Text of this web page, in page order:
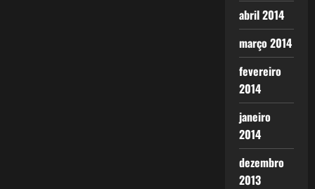
abril 2014
março 2014
fevereiro
2014
janeiro
2014
dezembro
2013